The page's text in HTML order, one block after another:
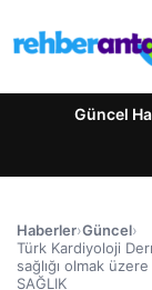
Güncel
Haberler›Güncel›
Türk Kardiyoloji
sağlığı olmak
SAĞLIK